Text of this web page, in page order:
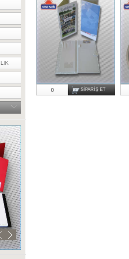
0 SIPARIŞ ET